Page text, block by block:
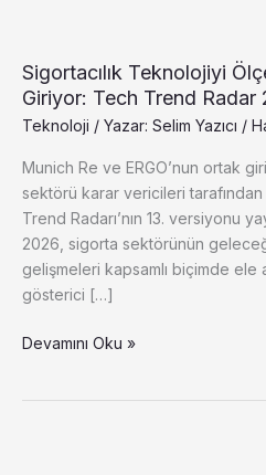
Sigortacılık Teknolojiyi
Giriyor: Tech Trend Radar
Teknoloji / Yazar: Selim Yazıcı /
Munich Re ve ERGO’nun ortak
sektörü karar vericileri
Trend Radarı’nın 13. versiyonu
2026, sigorta sektörünün
gelişmeleri kapsamlı biçimde
gösterici […]
Ölçeklendirme
Dönemine
Giriyor:
Trend
Radar
2026
Devamını Oku »